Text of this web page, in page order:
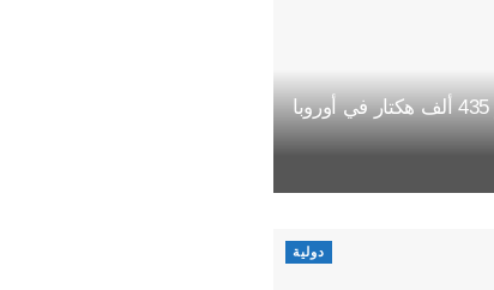
حرائق الغابات تلتهم نحو 435 ألف هكتار في أوروبا
دولية